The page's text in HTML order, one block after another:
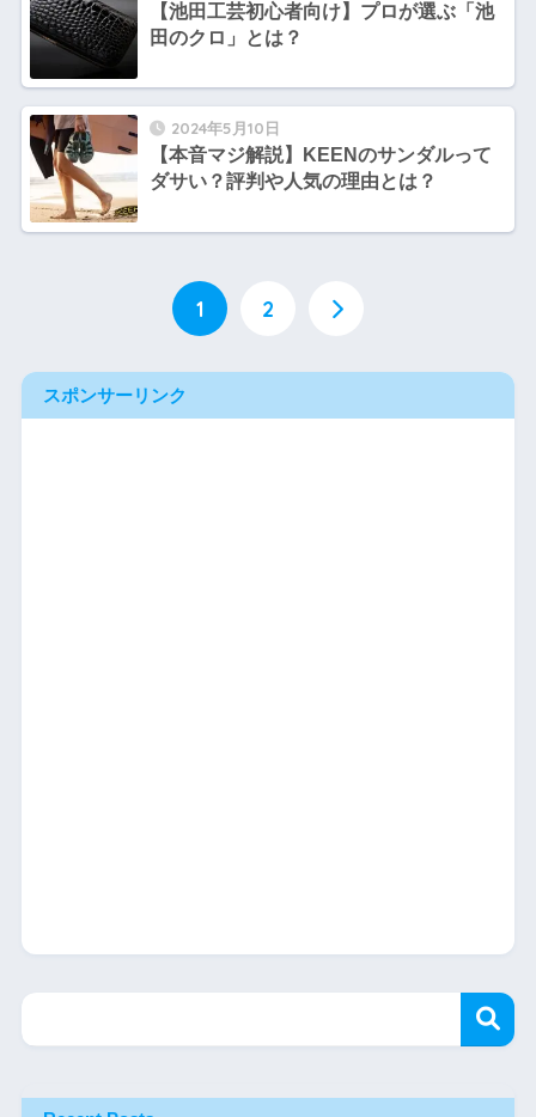
【池田工芸初心者向け】プロが選ぶ「池
田のクロ」とは？
2024年5月10日
【本音マジ解説】KEENのサンダルって
ダサい？評判や人気の理由とは？
1 2
スポンサーリンク